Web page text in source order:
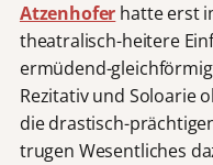
Atzenhofer hatte erst
theatralisch-heitere
ermüdend-
Rezitativ und Soloarie
die drastisch-
trugen Wesentliches